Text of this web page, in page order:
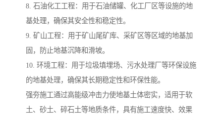
8. 石油化工工程：用于石油储罐、化工厂区等设施的地
基处理，确保其安全性和稳定性。
9. 矿山工程：用于矿山尾矿库、采矿区等区域的地基加
固，防止地基沉降和滑坡。
10. 环境工程：用于垃圾填埋场、污水处理厂等环保设施
的地基处理，确保其长期稳定性和环保性能。
强夯施工通过高能级冲击力使地基土体密实，适用于软
土、砂土、碎石土等地质条件，具有施工速度快、效果